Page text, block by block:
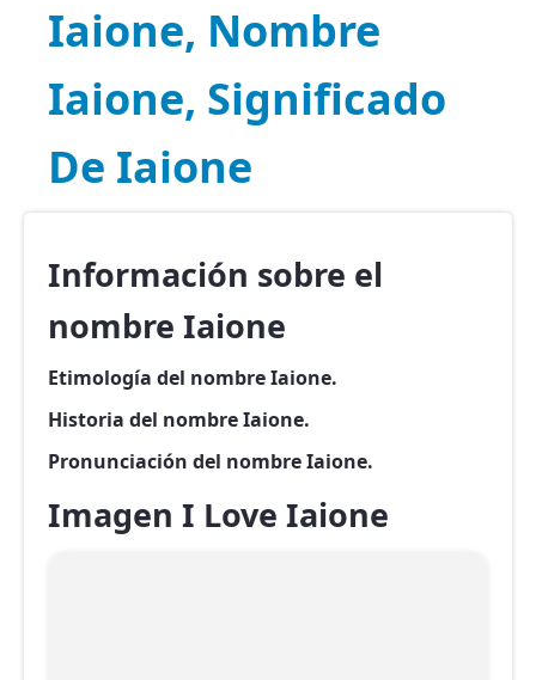
Iaione, Nombre
Iaione, Significado
De Iaione
Información sobre el
nombre Iaione
Etimología del nombre Iaione.
Historia del nombre Iaione.
Pronunciación del nombre Iaione.
Imagen I Love Iaione